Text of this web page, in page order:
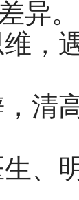
异。
，
清
、